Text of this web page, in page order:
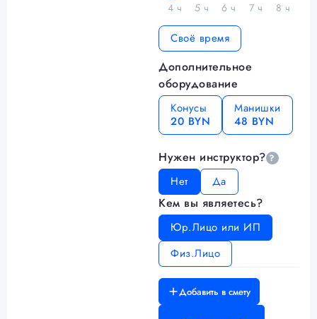
4 ч 5 ч 6 ч 7 ч 8 ч
Своё время
Дополнительное
оборудование
Конусы
20 BYN
Манишки
48 BYN
Нужен инструктор? ?
Нет Да
Кем вы являетесь?
Юр.Лицо или ИП
Физ.Лицо
Добавить в смету